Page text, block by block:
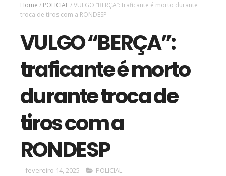
Home / POLICIAL/VULGO “BERÇA”: traficante é morto durante
troca de tiros com a RONDESP
VULGO “BERÇA”:
traficante é morto
durante troca de
tiros com a
RONDESP
fevereiro 14, 2025 POLICIAL